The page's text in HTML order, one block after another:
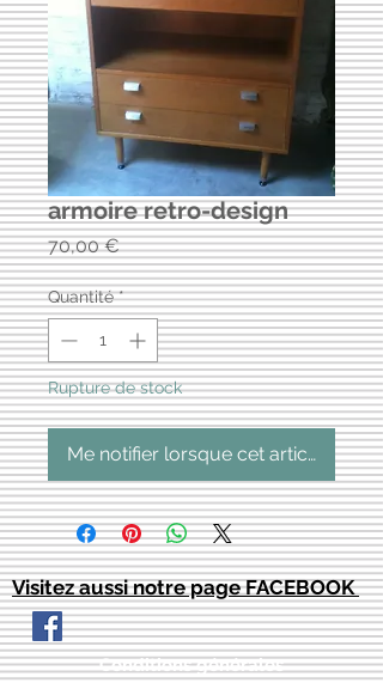
armoire retro-design
70,00 €Prix
Quantité *
Rupture de stock
Me notifier lorsque cet article est
Visitez aussi notre page FACEBOOK
Conditions générales